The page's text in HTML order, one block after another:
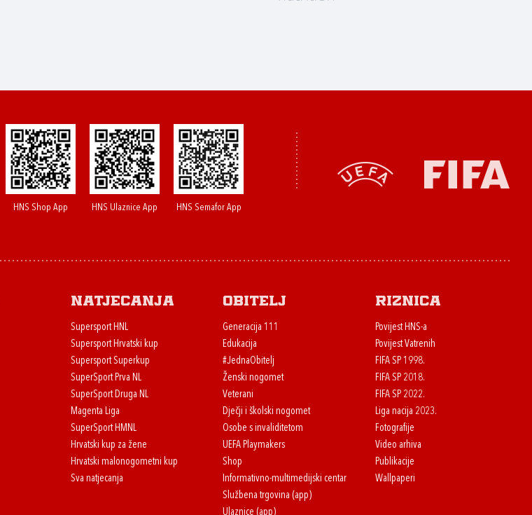
HNS Shop App HNS Ulaznice App HNS Semafor App
Natjecanja
Supersport HNL
Supersport Hrvatski kup
Supersport Superkup
SuperSport Prva NL
SuperSport Druga NL
Magenta Liga
SuperSport HMNL
Hrvatski kup za žene
Hrvatski malonogometni kup
Sva natjecanja
Obitelj
Generacija 111
Edukacija
#JednaObitelj
Ženski nogomet
Veterani
Dječji i školski nogomet
Osobe s invaliditetom
UEFA Playmakers
Shop
Informativno-multimedijski centar
Službena trgovina (app)
Ulaznice (app)
Riznica
Povijest HNS-a
Povijest Vatrenih
FIFA SP 1998.
FIFA SP 2018.
FIFA SP 2022.
Liga nacija 2023.
Fotografije
Video arhiva
Publikacije
Wallpaperi